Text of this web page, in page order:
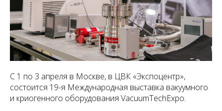
С 1 по 3 апреля в Москве, в ЦВК «Экспоцентр»,
состоится 19-я Международная выставка вакуумного
и криогенного оборудования VacuumTechExpo.